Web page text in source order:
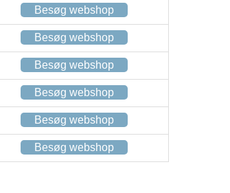
Besøg webshop
Besøg webshop
Besøg webshop
Besøg webshop
Besøg webshop
Besøg webshop